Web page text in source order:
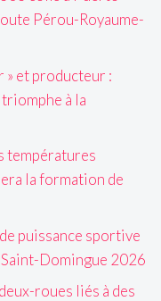
Pérou-Royaume-
» et producteur :
à la
températures
la formation de
puissance sportive
Domingue 2026
roues liés à des